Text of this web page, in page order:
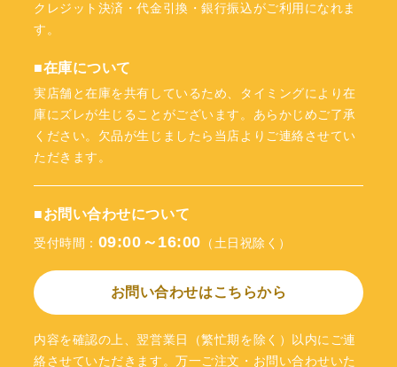
クレジット決済・代金引換・銀行振込がご利用になれま
す。
■在庫について
実店舗と在庫を共有しているため、タイミングにより在
庫にズレが生じることがございます。あらかじめご了承
ください。欠品が生じましたら当店よりご連絡させてい
ただきます。
■お問い合わせについて
受付時間： 09:00～16:00 （土日祝除く）
お問い合わせはこちらから
内容を確認の上、翌営業日（繁忙期を除く）以内にご連
絡させていただきます。万一ご注文・お問い合わせいた